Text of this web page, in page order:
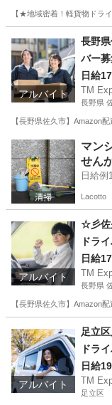
【★地域密着！軽貨物ドラ
ドラ
アルバイト
長野
バー
日給
TM
長野県
【長野県佐久市】Amazon
長野 佐久市 ドラ
マン
せん
Lacotto
アルバイト
☆彡佐
ドラ
日給
TM
長野県
【長野県佐久市】Amazon
ドラ
アルバイト
足立
ドラ
日給
TM
足立区